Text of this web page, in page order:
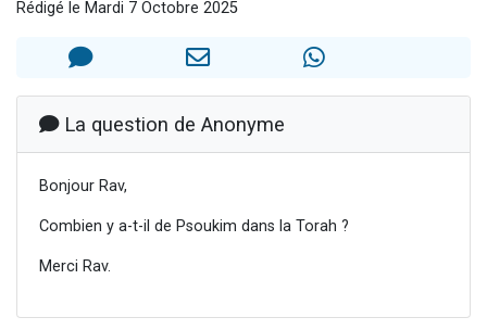
2 personnes viennent de faire un don pour 1 Journée de Vacances Pour les Enfants
Il reste 49 places pour étudier en groupe sur Zoom
2 personnes viennent de nous rejoindre sur WhatsApp
Rédigé le Mardi 7 Octobre 2025
La question de Anonyme
Bonjour Rav,
Combien y a-t-il de Psoukim dans la Torah ?
Merci Rav.